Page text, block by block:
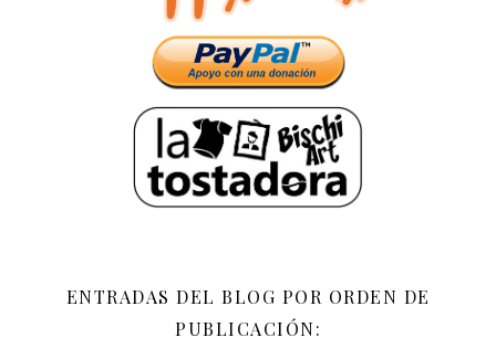
ENTRADAS DEL BLOG POR ORDEN DE
PUBLICACIÓN: